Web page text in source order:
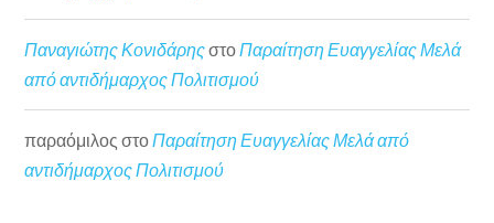
Παναγιώτης ΚονιδάρηςστοΠαραίτηση Ευαγγελίας Μελά
από αντιδήμαρχος Πολιτισμού
παραόμιλος στοΠαραίτηση Ευαγγελίας Μελά από
αντιδήμαρχος Πολιτισμού